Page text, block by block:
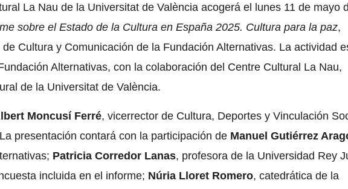
La Nau de la Universitat de València acogerá el lunes 11 de mayo
sobre el Estado de la Cultura en España 2025. Cultura para la paz,
Cultura y Comunicación de la Fundación Alternativas. La actividad
Alternativas, con la colaboración del Centre Cultural La Nau,
de la Universitat de València.
Moncusí Ferré, vicerrector de Cultura, Deportes y Vinculación
presentación contará con la participación de Manuel Gutiérrez
Patricia Corredor Lanas, profesora de la Universidad Rey
incluida en el informe; Núria Lloret Romero, catedrática de la